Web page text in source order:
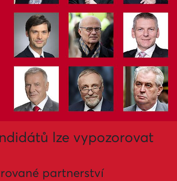
lze vypozorovat
partnerství